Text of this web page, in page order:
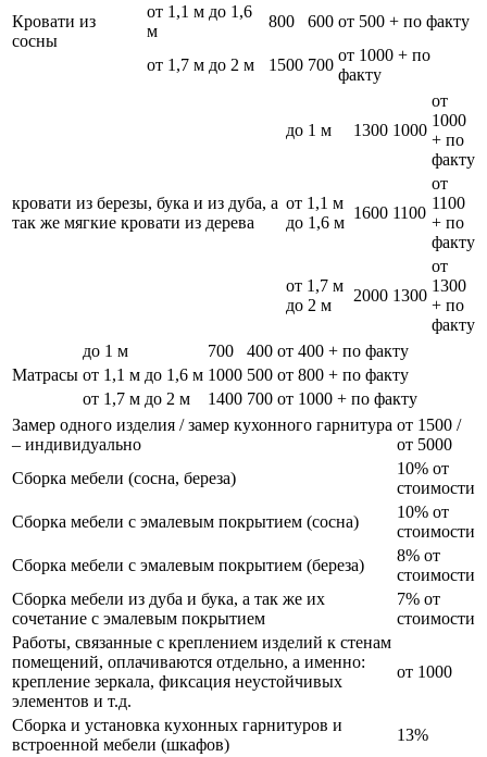
Кровати из
сосны
от 1,1 м до 1,6
м
800 600 от 500 + по факту
от 1,7 м до 2 м 1500 700
от 1000 + по
факту
кровати из березы, бука и из дуба, а
так же мягкие кровати из дерева
до 1 м 1300 1000
от
1000
+ по
факту
от 1,1 м
до 1,6 м
1600 1100
от
1100
+ по
факту
от 1,7 м
до 2 м
2000 1300
от
1300
+ по
факту
Матрасы
до 1 м 700 400 от 400 + по факту
от 1,1 м до 1,6 м 1000 500 от 800 + по факту
от 1,7 м до 2 м
1400 700 от 1000 + по факту
Замер одного изделия / замер кухонного гарнитура
– индивидуально
от 1500 /
от 5000
Сборка мебели (сосна, береза)
10% от
стоимости
Сборка мебели с эмалевым покрытием (сосна)
10% от
стоимости
Сборка мебели с эмалевым покрытием (береза)
8% от
стоимости
Сборка мебели из дуба и бука, а так же их
сочетание с эмалевым покрытием
7% от
стоимости
Работы, связанные с креплением изделий к стенам
помещений, оплачиваются отдельно, а именно:
крепление зеркала, фиксация неустойчивых
элементов и т.д.
от 1000
Сборка и установка кухонных гарнитуров и
встроенной мебели (шкафов)
13%